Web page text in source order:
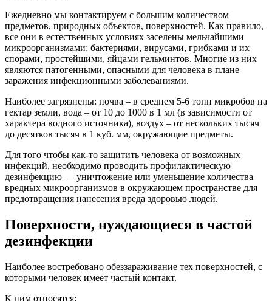
Ежедневно мы контактируем с большим количеством
предметов, природных объектов, поверхностей. Как правило,
все они в естественных условиях заселены мельчайшими
микроорганизмами: бактериями, вирусами, грибками и их
спорами, простейшими, яйцами гельминтов. Многие из них
являются патогенными, опасными для человека в плане
заражения инфекционными заболеваниями.
Наиболее загрязнены: почва – в среднем 5-6 тонн микробов на
гектар земли, вода – от 10 до 1000 в 1 мл (в зависимости от
характера водного источника), воздух – от нескольких тысяч
до десятков тысяч в 1 куб. мм, окружающие предметы.
Для того чтобы как-то защитить человека от возможных
инфекций, необходимо проводить профилактическую
дезинфекцию — уничтожение или уменьшение количества
вредных микроорганизмов в окружающем пространстве для
предотвращения нанесения вреда здоровью людей.
Поверхности, нуждающиеся в частой
дезинфекции
Наиболее востребовано обеззараживание тех поверхностей, с
которыми человек имеет частый контакт.
К ним относятся: